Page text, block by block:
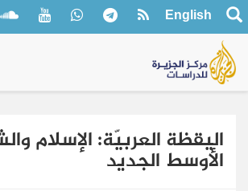
English
اليقظة العربيّة: الإسلام
الأوسط الجديد